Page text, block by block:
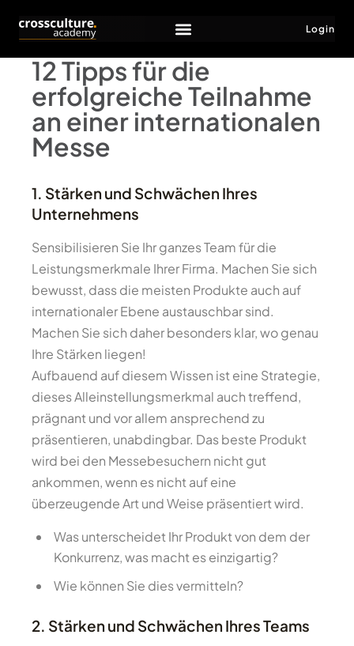
Login
12 Tipps für die
erfolgreiche Teilnahme
an einer internationalen
Messe
1. Stärken und Schwächen Ihres
Unternehmens
Sensibilisieren Sie Ihr ganzes Team für die
Leistungsmerkmale Ihrer Firma. Machen Sie sich
bewusst, dass die meisten Produkte auch auf
internationaler Ebene austauschbar sind.
Machen Sie sich daher besonders klar, wo genau
Ihre Stärken liegen!
Aufbauend auf diesem Wissen ist eine Strategie,
dieses Alleinstellungsmerkmal auch treffend,
prägnant und vor allem ansprechend zu
präsentieren, unabdingbar. Das beste Produkt
wird bei den Messebesuchern nicht gut
ankommen, wenn es nicht auf eine
überzeugende Art und Weise präsentiert wird.
Was unterscheidet Ihr Produkt von dem der
Konkurrenz, was macht es einzigartig?
Wie können Sie dies vermitteln?
2. Stärken und Schwächen Ihres Teams